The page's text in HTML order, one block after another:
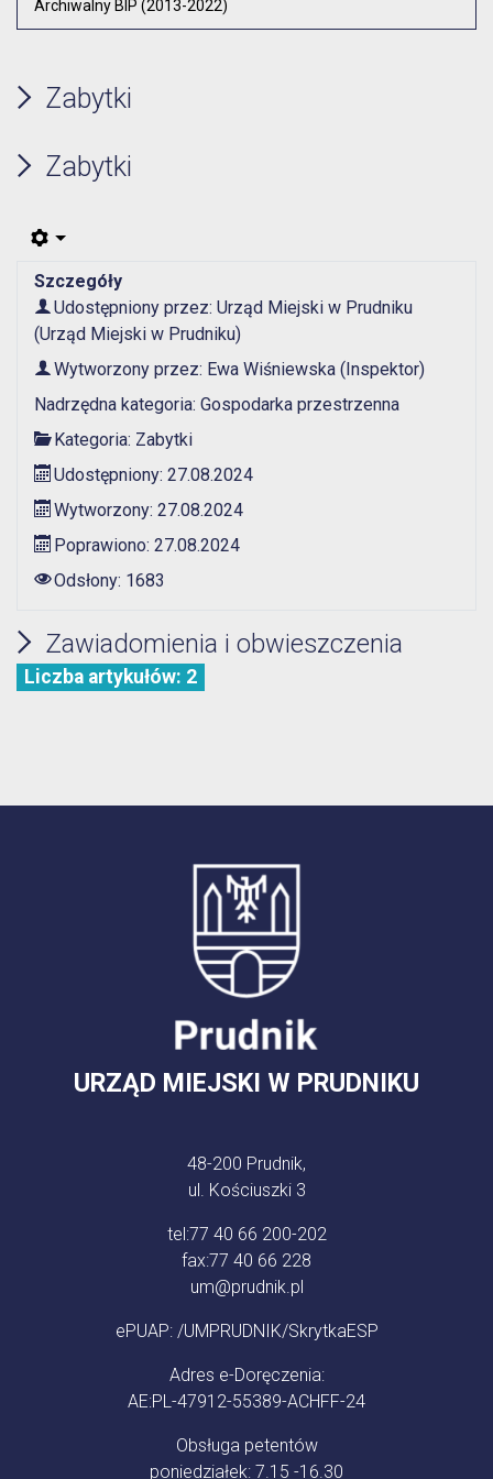
Archiwalny BIP (2013-2022)
Zabytki
Zabytki
Szczegóły
Udostępniony przez: Urząd Miejski w Prudniku
(Urząd Miejski w Prudniku)
Wytworzony przez: Ewa Wiśniewska (Inspektor)
Nadrzędna kategoria: Gospodarka przestrzenna
Kategoria: Zabytki
Udostępniony: 27.08.2024
Wytworzony: 27.08.2024
Poprawiono: 27.08.2024
Odsłony: 1683
Zawiadomienia i obwieszczenia
Liczba artykułów: 2
URZĄD MIEJSKI W PRUDNIKU
48-200 Prudnik,
ul. Kościuszki 3
tel:77 40 66 200-202
fax:77 40 66 228
um@prudnik.pl
ePUAP: /UMPRUDNIK/SkrytkaESP
Adres e-Doręczenia:
AE:PL-47912-55389-ACHFF-24
Obsługa petentów
poniedziałek: 7.15 -16.30